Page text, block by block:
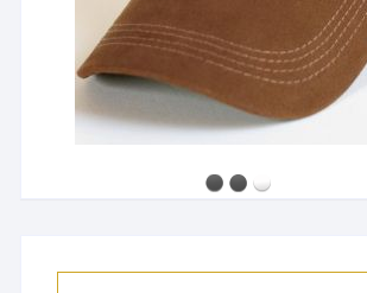
Мисливський капелюх з широкими полями